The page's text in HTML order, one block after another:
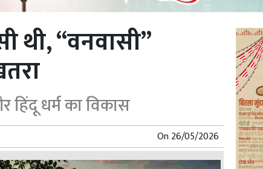
थी, “वनवासी”
धर्म का विकास
On26/05/2026